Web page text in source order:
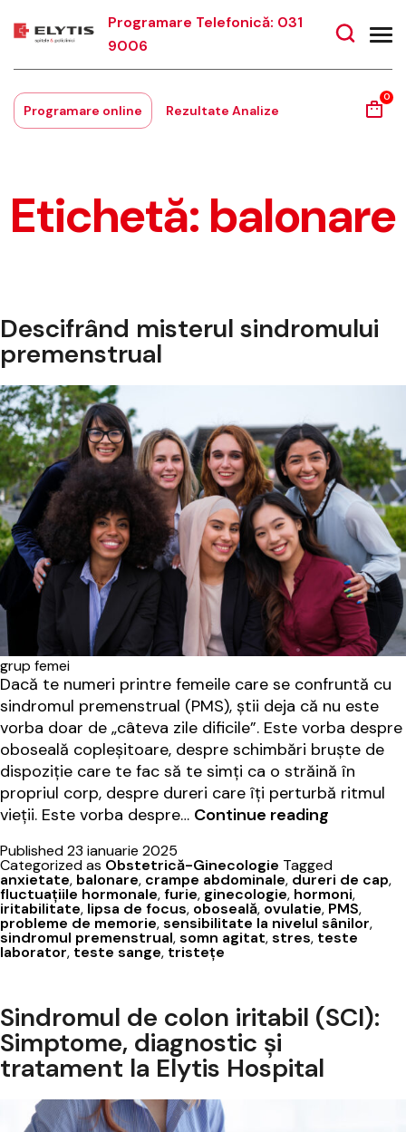
Programare Telefonică: 031
9006
Programare online Rezultate Analize
0
Etichetă: balonare
Descifrând misterul sindromului
premenstrual
grup femei
Dacă te numeri printre femeile care se confruntă cu
sindromul premenstrual (PMS), știi deja că nu este
vorba doar de „câteva zile dificile”. Este vorba despre
oboseală copleșitoare, despre schimbări bruște de
dispoziție care te fac să te simți ca o străină în
propriul corp, despre dureri care îți perturbă ritmul
vieții. Este vorba despre… Continue reading
Published23 ianuarie 2025
Categorized as Obstetrică-Ginecologie Tagged
anxietate, balonare, crampe abdominale, dureri de cap,
fluctuațiile hormonale,furie, ginecologie, hormoni,
iritabilitate, lipsa de focus, oboseală, ovulatie, PMS,
probleme de memorie,sensibilitate la nivelul sânilor,
sindromul premenstrual,somn agitat,stres, teste
laborator, teste sange, tristețe
Sindromul de colon iritabil (SCI):
Simptome, diagnostic și
tratament la Elytis Hospital